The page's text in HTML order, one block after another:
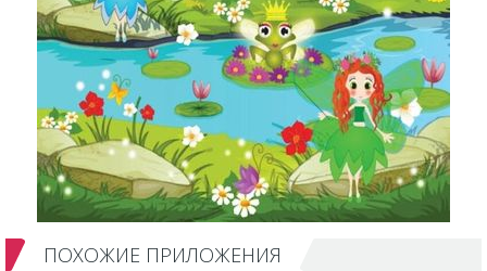
ПОХОЖИЕ ПРИЛОЖЕНИЯ